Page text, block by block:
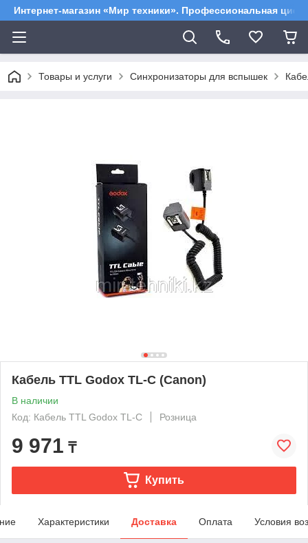
Интернет-магазин «Мир техники». Профессиональная
Товары и услуги Синхронизаторы для вспышек
Кабель TTL Godox TL-C (Canon)
В наличии
Код: Кабель TTL Godox TL-C
Розница
9 971 ₸
Купить
Характеристики Доставка Оплата Условия